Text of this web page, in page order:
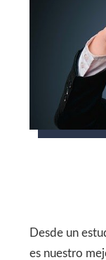
Desde un
es nuestro